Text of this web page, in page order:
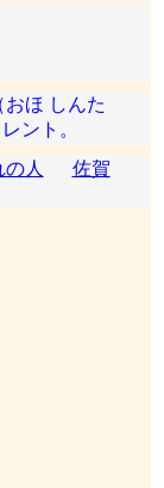
ほ しんた
ント。
人
佐賀